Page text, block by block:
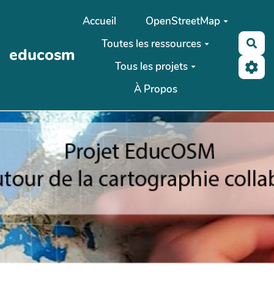
Aller au contenu principal
educosm
Accueil
OpenStreetMap
Toutes les ressources
Tous les projets
À Propos